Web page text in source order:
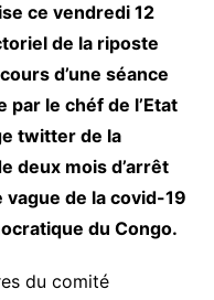
ce vendredi 12
de la riposte
d’une séance
le chéf de l’Etat
twitter de la
deux mois d’arrêt
de la covid-19
du Congo.
du comité